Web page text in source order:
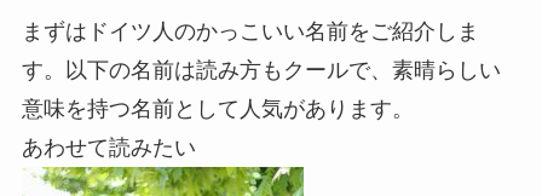
まずはドイツ人のかっこいい名前をご紹介しま
す。以下の名前は読み方もクールで、素晴らしい
意味を持つ名前として人気があります。
あわせて読みたい